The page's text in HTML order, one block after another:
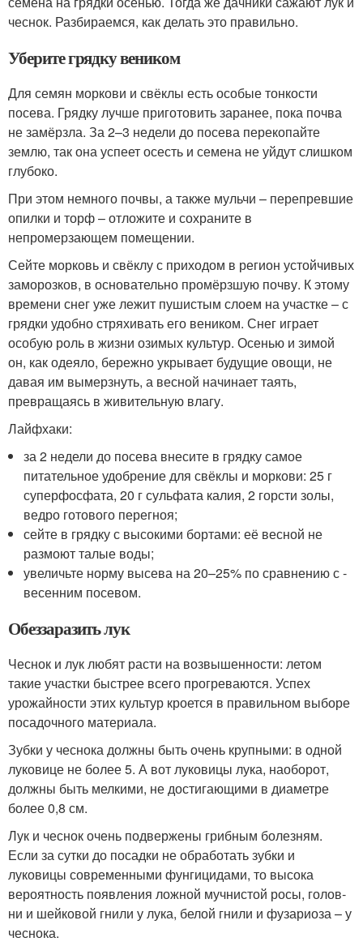
чеснок. Разбираемся, как делать это правильно.
Уберите грядку веником
Для семян моркови и свёклы есть особые тонкости
посева. Грядку лучше приготовить заранее, пока почва
не замёрзла. За 2–3 недели до посева перекопайте
землю, так она успеет осесть и семена не уйдут слишком
глубоко.
При этом немного почвы, а также мульчи – перепревшие
опилки и торф – отложите и сохраните в
непромерзающем ­помещении.
Сейте морковь и свёклу с приходом в регион устойчивых
заморозков, в основательно промёрзшую почву. К этому
времени снег уже лежит пушистым слоем на участке – с
грядки удобно стряхивать его веником. Снег играет
особую роль в жизни озимых культур. Осенью и зимой
он, как одеяло, бережно укрывает будущие овощи, не
давая им вымерзнуть, а весной начинает таять,
превращаясь в живительную влагу.
Лайфхаки:
за 2 недели до посева внесите в грядку самое
питательное удобрение для свёклы и моркови: 25 г
суперфосфата, 20 г сульфата калия, 2 горсти золы,
ведро готового перегноя;
сейте в грядку с высокими бортами: её весной не
размоют талые воды;
увеличьте норму высева на 20–25% по сравнению с ­
весенним посевом.
Обеззаразить лук
Чеснок и лук любят расти на возвышенности: летом
такие участки быстрее всего прогреваются. Успех
урожайности этих культур кроется в правильном выборе
посадочного материала.
Зубки у чеснока должны быть очень крупными: в одной
луковице не более 5. А вот луковицы лука, наоборот,
должны быть мелкими, не достигающими в диаметре
более 0,8 см.
Лук и чеснок очень подвержены грибным болезням.
Если за сутки до посадки не обработать зубки и
луковицы современными фунгицидами, то высока
вероятность появления ложной мучнистой росы, голов­
ни и шейковой гнили у лука, белой гнили и фузариоза – у
чеснока.